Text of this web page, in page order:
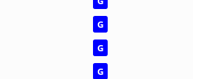
G
G
G